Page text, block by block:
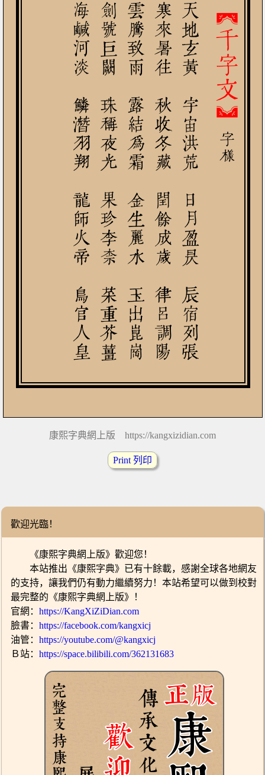

千字文

字樣
天地玄黃 宇宙洪荒 日月盈昃 辰宿列張
寒來暑往 秋收冬藏 閏餘成歲 律呂調陽
雲騰致雨 露結為霜 金生麗水 玉出崑崗
劍號巨闕 珠稱夜光 果珍李柰 菜重芥薑
海鹹河淡 鱗潛羽翔 龍師火帝 鳥官人皇
康熙字典網上版 https://kangxizidian.com
Print 列印
歡迎光臨！
《康熙字典網上版》歡迎您！
本站推出《康熙字典》已有十餘載，感謝全球各地網友
的支持，讓我們仍有動力繼續努力！本站希望可以做到校對
最完整的《康熙字典網上版》！
官網：https://KangXiZiDian.com
臉書：https://facebook.com/kangxicj
油管：https://youtube.com/@kangxicj
Ｂ站：https://space.bilibili.com/362131683